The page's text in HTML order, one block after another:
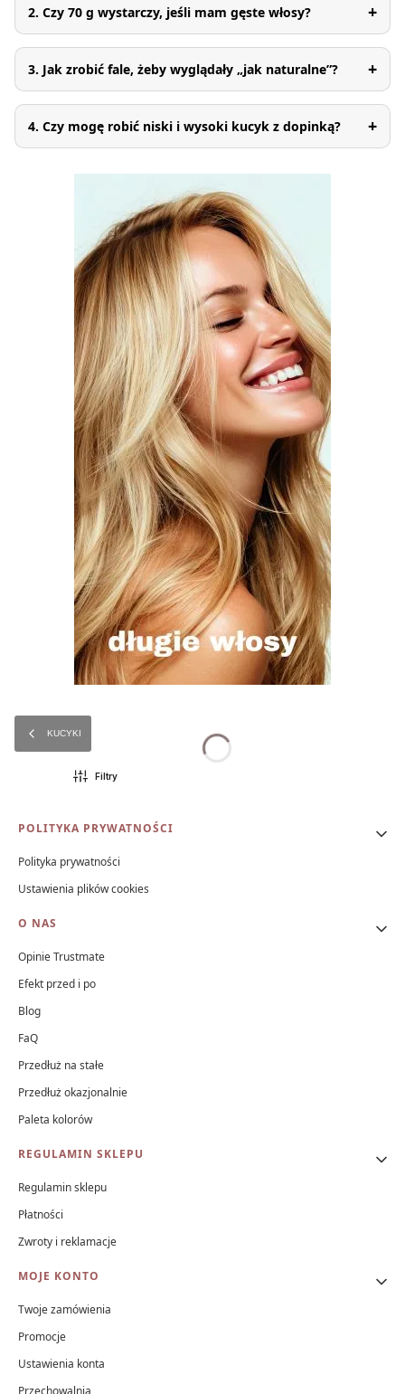
2. Czy 70 g wystarczy, jeśli mam gęste włosy? +
3. Jak zrobić fale, żeby wyglądały „jak naturalne”? +
4. Czy mogę robić niski i wysoki kucyk z dopinką? +
KUCYKI
Filtry
Linki w stopce
POLITYKA PRYWATNOŚCI
Polityka prywatności
Ustawienia plików cookies
O NAS
Opinie Trustmate
Efekt przed i po
Blog
FaQ
Przedłuż na stałe
Przedłuż okazjonalnie
Paleta kolorów
REGULAMIN SKLEPU
Regulamin sklepu
Płatności
Zwroty i reklamacje
MOJE KONTO
Twoje zamówienia
Promocje
Ustawienia konta
Przechowalnia